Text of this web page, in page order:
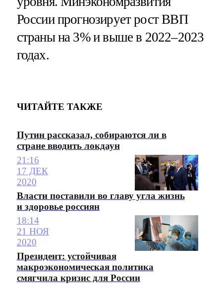
России прогнозирует рост ВВП
страны на 3% и выше в 2022–2023
годах.
ЧИТАЙТЕ ТАКЖЕ
Путин рассказал, собираются ли в
стране вводить локдаун
21:16
17 ДЕК
2020
Власти поставили во главу угла жизнь
и здоровье россиян
18:14
21 НОЯ
2020
Президент: устойчивая
макроэкономическая политика
смягчила кризис для России